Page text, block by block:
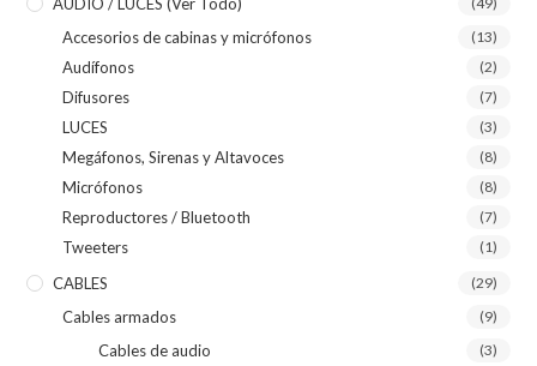
Accesorios de cabinas y micrófonos (13)
Audífonos (2)
Difusores (7)
LUCES (3)
Megáfonos, Sirenas y Altavoces (8)
Micrófonos (8)
Reproductores / Bluetooth (7)
Tweeters (1)
CABLES (29)
Cables armados (9)
Cables de audio (3)